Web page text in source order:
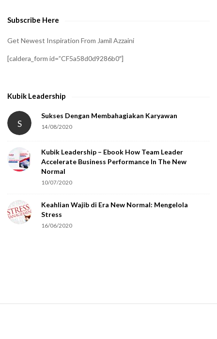
Subscribe Here
Get Newest Inspiration From Jamil Azzaini
[caldera_form id=”CF5a58d0d9286b0″]
Kubik Leadership
S
Sukses Dengan Membahagiakan Karyawan
14/08/2020
Kubik Leadership – Ebook How Team Leader
Accelerate Business Performance In The New
Normal
10/07/2020
Keahlian Wajib di Era New Normal: Mengelola
Stress
16/06/2020